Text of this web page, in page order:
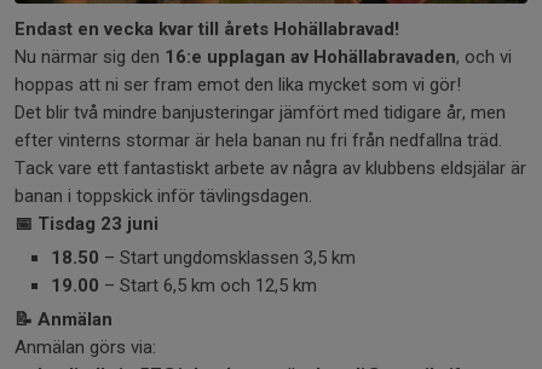
Endast en vecka kvar till årets Hohällabravad!
Nu närmar sig den 16:e upplagan av Hohällabravaden, och vi
hoppas att ni ser fram emot den lika mycket som vi gör!
Det blir två mindre banjusteringar jämfört med tidigare år, men
efter vinterns stormar är hela banan nu fri från nedfallna träd.
Tack vare ett fantastiskt arbete av några av klubbens eldsjälar är
banan i toppskick inför tävlingsdagen.
📅 Tisdag 23 juni
18.50 – Start ungdomsklassen 3,5 km
19.00 – Start 6,5 km och 12,5 km
📝 Anmälan
Anmälan görs via: